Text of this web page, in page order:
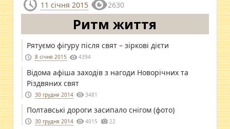
11 січня 2015
2630
Ритм життя
Рятуємо фігуру після свят – зіркові дієти
8 січня 2015 4394
Відома афіша заходів з нагоди Новорічних та
Різдвяних свят
30 грудня 2014 3481
Полтавські дороги засипало снігом (фото)
30 грудня 2014 4015 22